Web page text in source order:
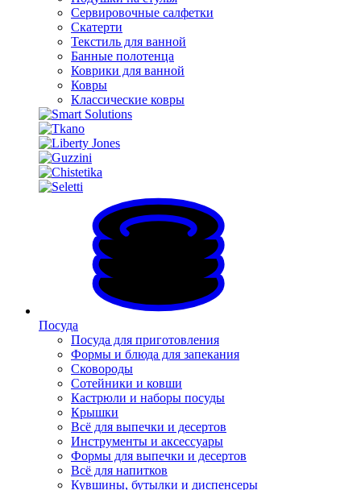
Сервировочные салфетки
Скатерти
Текстиль для ванной
Банные полотенца
Коврики для ванной
Ковры
Классические ковры
Посуда
Посуда для приготовления
Формы и блюда для запекания
Сковороды
Сотейники и ковши
Кастрюли и наборы посуды
Крышки
Всё для выпечки и десертов
Инструменты и аксессуары
Формы для выпечки и десертов
Всё для напитков
Кувшины, бутылки и диспенсеры